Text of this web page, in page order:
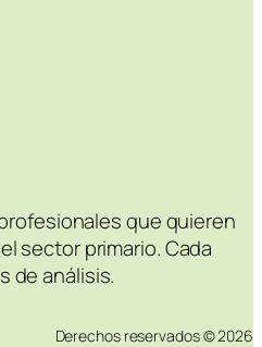
que quieren
sector primario. Cada
de análisis.
Derechos reservados © 2026